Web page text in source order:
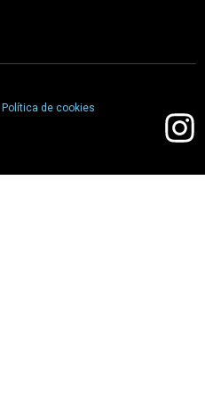
Política de cookies